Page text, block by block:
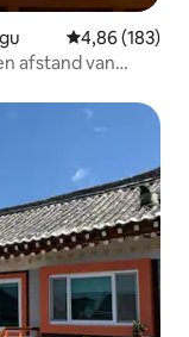
Gemiddelde
4,86 (183)
afstand van